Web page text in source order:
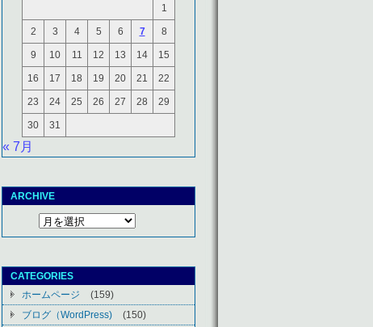
1
2 3 4 5 6 7 8
9 10 11 12 13 14 15
16 17 18 19 20 21 22
23 24 25 26 27 28 29
30 31
« 7月
ARCHIVE
CATEGORIES
ホームページ
(159)
ブログ（WordPress)
(150)